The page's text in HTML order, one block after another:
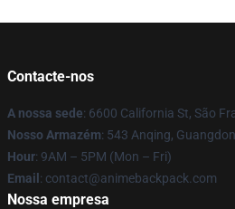
Contacte-nos
A nossa sede: 6600 California St, São
Nosso Armazém: 543 Anqing,
Hour: 9AM – 5PM (Mon – Fri)
Email : contact@animebackpack.com
Nossa empresa